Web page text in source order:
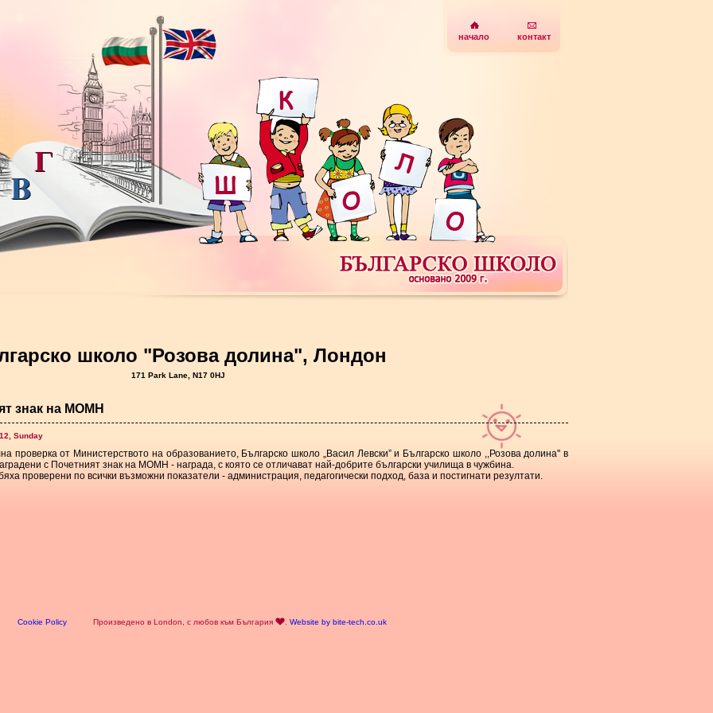
начало контакт
школо "Розова долина", Лондон
171 Park Lane, N17 0HJ
знак на МОМН
Sunday
проверка от Министерството на образованието, Българско школо „Васил Левски” и Българско школо ,,Розова долина'' в
с Почетният знак на МОМН - награда, с която се отличават най-добрите български училища в чужбина.
проверени по всички възможни показатели - администрация, педагогически подход, база и постигнати резултати.
Cookie Policy Произведено в London, с любов към България . Website by bite-tech.co.uk